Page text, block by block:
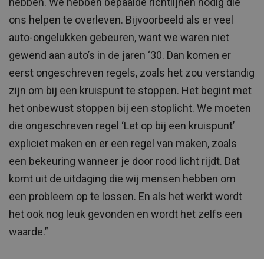
ons helpen te overleven. Bijvoorbeeld als er veel
auto-ongelukken gebeuren, want we waren niet
gewend aan auto’s in de jaren ‘30. Dan komen er
eerst ongeschreven regels, zoals het zou verstandig
zijn om bij een kruispunt te stoppen. Het begint met
het onbewust stoppen bij een stoplicht. We moeten
die ongeschreven regel ‘Let op bij een kruispunt’
expliciet maken en er een regel van maken, zoals
een bekeuring wanneer je door rood licht rijdt. Dat
komt uit de uitdaging die wij mensen hebben om
een probleem op te lossen. En als het werkt wordt
het ook nog leuk gevonden en wordt het zelfs een
waarde.”